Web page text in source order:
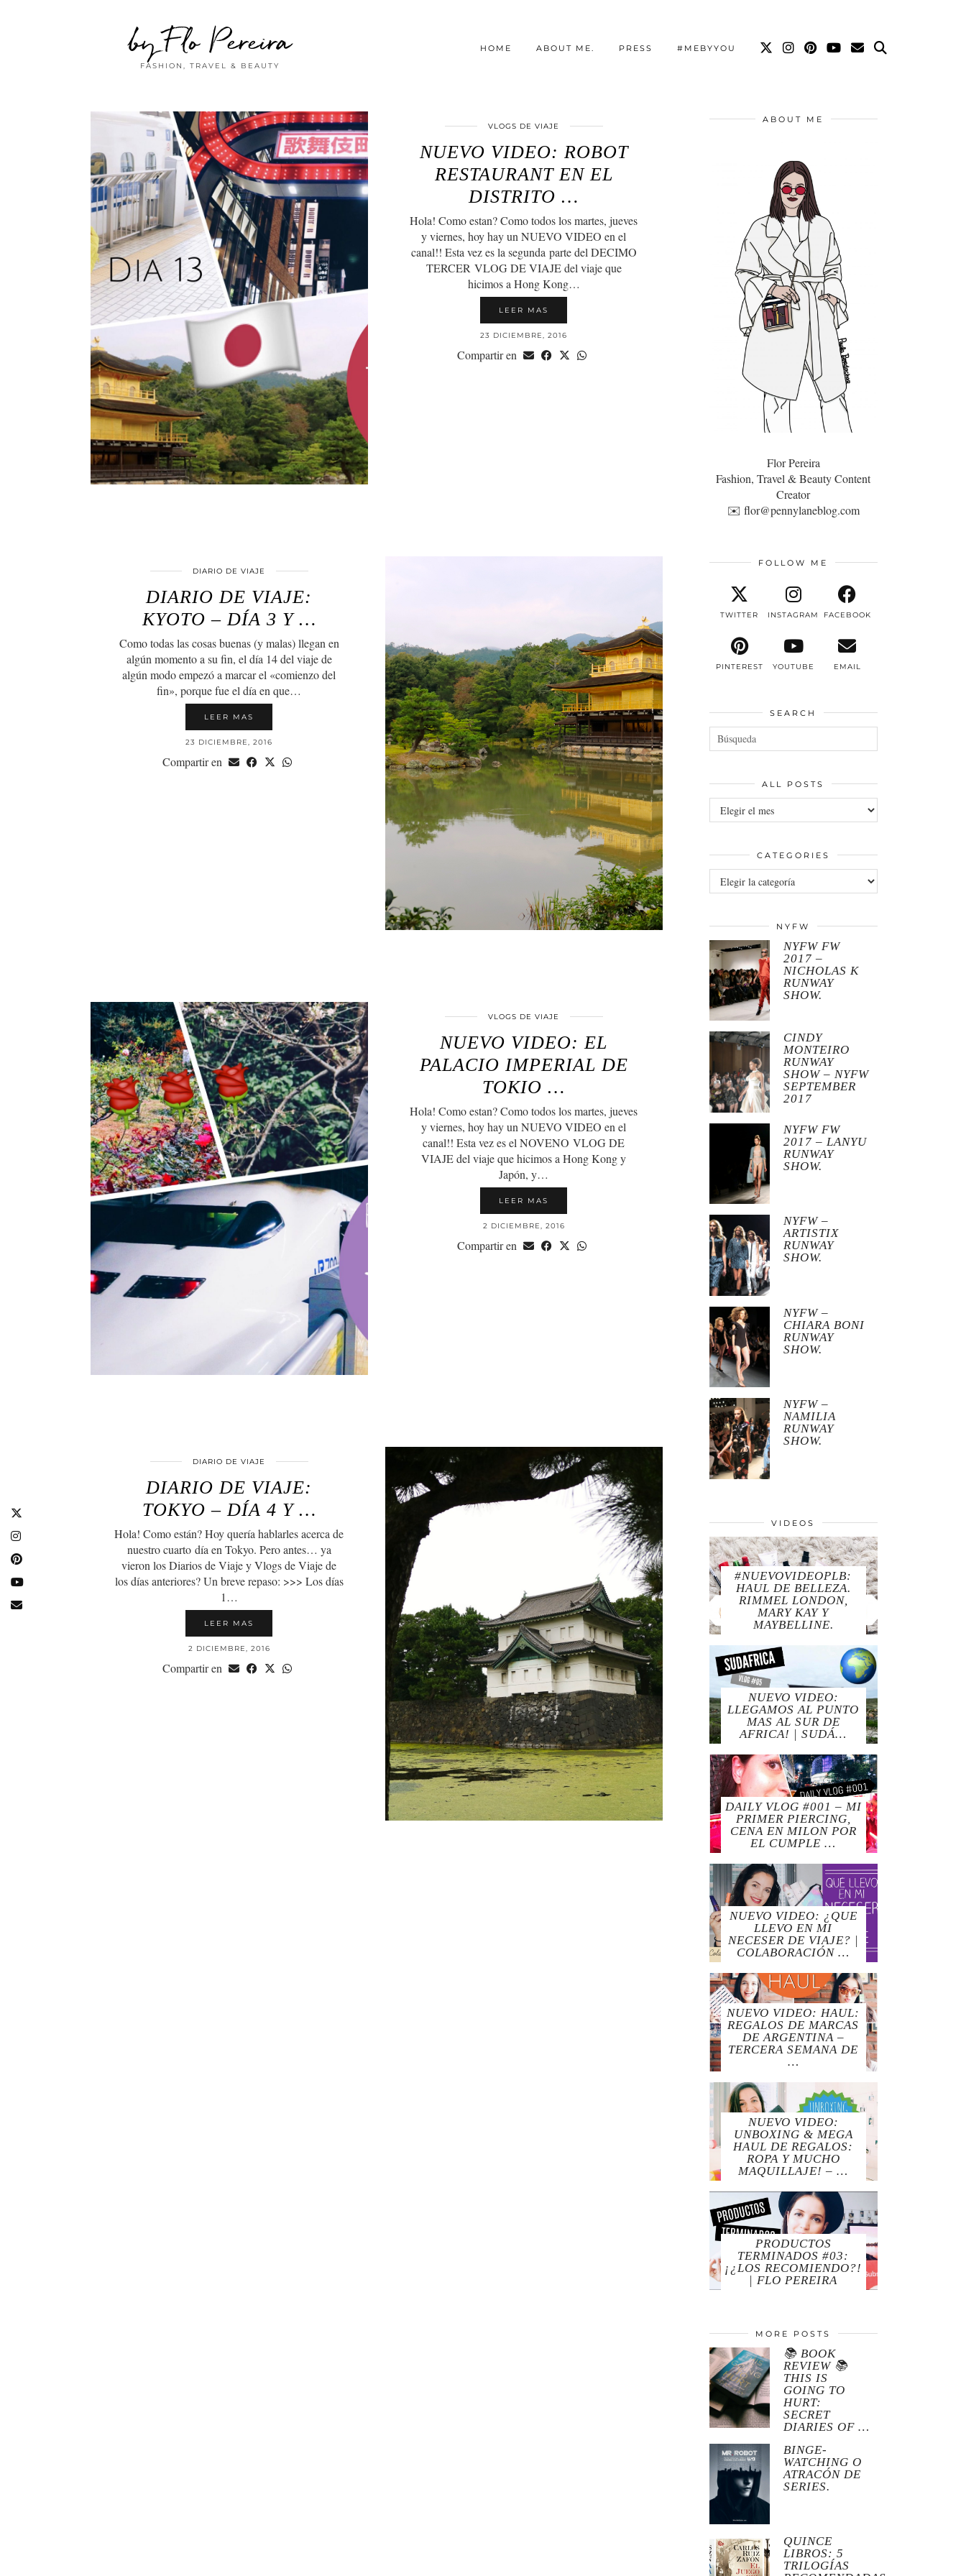
by Flo Pereira
FASHION, TRAVEL & BEAUTY
HOME ABOUT ME. PRESS #MEBYYOU
VLOGS DE VIAJE
NUEVO VIDEO: ROBOT
RESTAURANT EN EL
DISTRITO …
Hola! Como estan? Como todos los martes, jueves
y viernes, hoy hay un NUEVO VIDEO en el
canal!! Esta vez es la segunda parte del DECIMO
TERCER VLOG DE VIAJE del viaje que
hicimos a Hong Kong…
LEER MAS
23 DICIEMBRE, 2016
Compartir en
DIARIO DE VIAJE
DIARIO DE VIAJE:
KYOTO – DÍA 3 Y …
Como todas las cosas buenas (y malas) llegan en
algún momento a su fin, el día 14 del viaje de
algún modo empezó a marcar el «comienzo del
fin», porque fue el día en que…
LEER MAS
23 DICIEMBRE, 2016
Compartir en
VLOGS DE VIAJE
NUEVO VIDEO: EL
PALACIO IMPERIAL DE
TOKIO …
Hola! Como estan? Como todos los martes, jueves
y viernes, hoy hay un NUEVO VIDEO en el
canal!! Esta vez es el NOVENO VLOG DE
VIAJE del viaje que hicimos a Hong Kong y
Japón, y…
LEER MAS
2 DICIEMBRE, 2016
Compartir en
DIARIO DE VIAJE
DIARIO DE VIAJE:
TOKYO – DÍA 4 Y …
Hola! Como están? Hoy quería hablarles acerca de
nuestro cuarto día en Tokyo. Pero antes… ya
vieron los Diarios de Viaje y Vlogs de Viaje de
los días anteriores? Un breve repaso: >>> Los días
1…
LEER MAS
2 DICIEMBRE, 2016
Compartir en
ABOUT ME
Flor Pereira
Fashion, Travel & Beauty Content
Creator
✉️ flor@pennylaneblog.com
FOLLOW ME
TWITTER INSTAGRAM FACEBOOK
PINTEREST YOUTUBE EMAIL
SEARCH
ALL POSTS
All
posts
CATEGORIES
Categories
NYFW
NYFW FW
2017 –
NICHOLAS K
RUNWAY
SHOW.
CINDY
MONTEIRO
RUNWAY
SHOW – NYFW
SEPTEMBER
2017
NYFW FW
2017 – LANYU
RUNWAY
SHOW.
NYFW –
ARTISTIX
RUNWAY
SHOW.
NYFW –
CHIARA BONI
RUNWAY
SHOW.
NYFW –
NAMILIA
RUNWAY
SHOW.
VIDEOS
#NUEVOVIDEOPLB:
HAUL DE BELLEZA.
RIMMEL LONDON,
MARY KAY Y
MAYBELLINE.
NUEVO VIDEO:
LLEGAMOS AL PUNTO
MAS AL SUR DE
AFRICA! | SUDÁ…
DAILY VLOG #001 – MI
PRIMER PIERCING,
CENA EN MILON POR
EL CUMPLE …
NUEVO VIDEO: ¿QUE
LLEVO EN MI
NECESER DE VIAJE? |
COLABORACIÓN …
NUEVO VIDEO: HAUL:
REGALOS DE MARCAS
DE ARGENTINA –
TERCERA SEMANA DE
…
NUEVO VIDEO:
UNBOXING & MEGA
HAUL DE REGALOS:
ROPA Y MUCHO
MAQUILLAJE! – …
PRODUCTOS
TERMINADOS #03:
¡¿LOS RECOMIENDO?!
| FLO PEREIRA
MORE POSTS
📚 BOOK
REVIEW 📚
THIS IS
GOING TO
HURT:
SECRET
DIARIES OF …
BINGE-
WATCHING O
ATRACÓN DE
SERIES.
QUINCE
LIBROS: 5
TRILOGÍAS